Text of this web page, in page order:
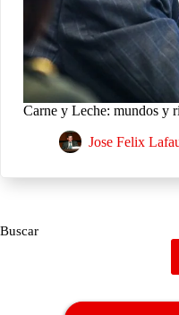
Carne y Leche: mundos y
Jose Felix
Buscar